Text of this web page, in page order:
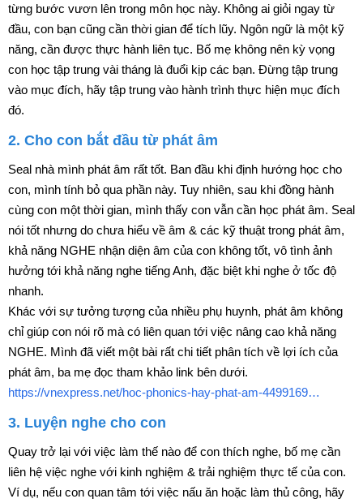
từng bước vươn lên trong môn học này. Không ai giỏi ngay từ
đầu, con bạn cũng cần thời gian để tích lũy. Ngôn ngữ là một kỹ
năng, cần được thực hành liên tục. Bố mẹ không nên kỳ vọng
con học tập trung vài tháng là đuổi kịp các bạn. Đừng tập trung
vào mục đích, hãy tập trung vào hành trình thực hiện mục đích
đó.
2. Cho con bắt đầu từ phát âm
Seal nhà mình phát âm rất tốt. Ban đầu khi định hướng học cho
con, mình tính bỏ qua phần này. Tuy nhiên, sau khi đồng hành
cùng con một thời gian, mình thấy con vẫn cần học phát âm. Seal
nói tốt nhưng do chưa hiểu về âm & các kỹ thuật trong phát âm,
khả năng NGHE nhận diện âm của con không tốt, vô tình ảnh
hưởng tới khả năng nghe tiếng Anh, đặc biệt khi nghe ở tốc độ
nhanh.
Khác với sự tưởng tượng của nhiều phụ huynh, phát âm không
chỉ giúp con nói rõ mà có liên quan tới việc nâng cao khả năng
NGHE. Mình đã viết một bài rất chi tiết phân tích về lợi ích của
phát âm, ba mẹ đọc tham khảo link bên dưới.
https://vnexpress.net/hoc-phonics-hay-phat-am-4499169…
3. Luyện nghe cho con
Quay trở lại với việc làm thế nào để con thích nghe, bố mẹ cần
liên hệ việc nghe với kinh nghiệm & trải nghiệm thực tế của con.
Ví dụ, nếu con quan tâm tới việc nấu ăn hoặc làm thủ công, hãy